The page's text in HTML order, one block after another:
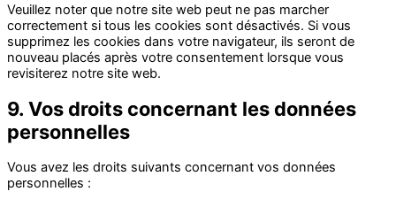
Veuillez noter que notre site web peut ne pas marcher
correctement si tous les cookies sont désactivés. Si vous
supprimez les cookies dans votre navigateur, ils seront de
nouveau placés après votre consentement lorsque vous
revisiterez notre site web.
9. Vos droits concernant les données
personnelles
Vous avez les droits suivants concernant vos données
personnelles :